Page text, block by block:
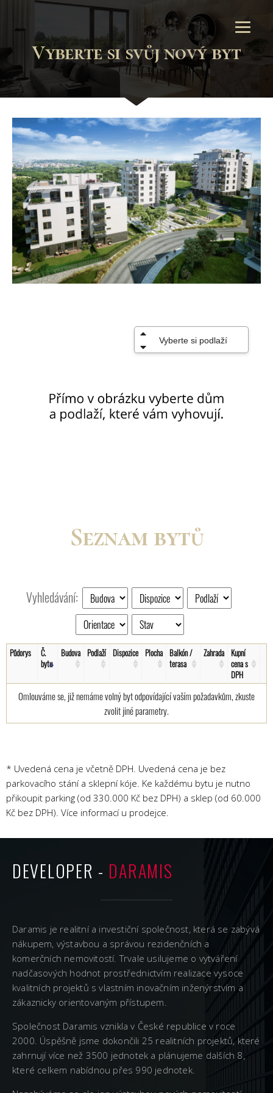
Vyberte si svůj nový byt
Seznam bytů
Vyhledávání:
Půdorys
Č.
bytu
Budova Podlaží Dispozice Plocha Balkón /
terasa
Zahrada Kupní
cena s
DPH
Omlouváme se, již nemáme volný byt odpovídající vaším požadavkům, zkuste
zvolit jiné parametry.
* Uvedená cena je včetně DPH. Uvedená cena je bez
parkovacího stání a sklepní kóje. Ke každému bytu je nutno
přikoupit parking (od 330.000 Kč bez DPH) a sklep (od 60.000
Kč bez DPH). Více informací u prodejce.
DEVELOPER - DARAMIS
Daramis je realitní a investiční společnost, která se zabývá
nákupem, výstavbou a správou rezidenčních a
komerčních nemovitostí. Trvale usilujeme o vytváření
nadčasových hodnot prostřednictvím realizace vysoce
kvalitních projektů s vlastním inovačním inženýrstvím a
zákaznicky orientovaným přístupem.
Společnost Daramis vznikla v České republice v roce
2000. Úspěšně jsme dokončili 25 realitních projektů, které
zahrnují více než 3500 jednotek a plánujeme dalších 8,
které celkem nabídnou přes 990 jednotek.